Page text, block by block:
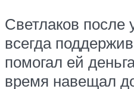
Светлаков после
всегда
помогал ей
время навещал